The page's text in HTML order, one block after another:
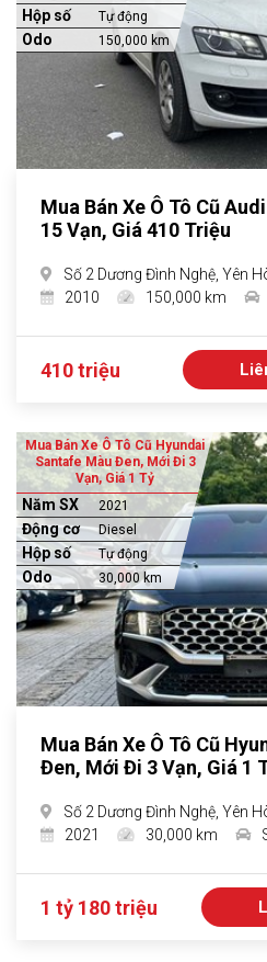
Hộp số Tự động
Odo 150,000 km
Mua Bán Xe Ô Tô Cũ
15 Vạn, Giá 410 Triệu
Số 2 Dương Đình Nghệ, Yên
2010
150,000 km
410 triệu
Mua Bán Xe Ô Tô Cũ Hyundai
Santafe Màu Đen, Mới Đi 3
Vạn, Giá 1 Tỷ
Năm SX 2021
Động cơ Diesel
Hộp số Tự động
Odo 30,000 km
Mua Bán Xe Ô Tô Cũ
Đen, Mới Đi 3 Vạn, Giá 1
Số 2 Dương Đình Nghệ, Yên
2021
30,000 km
1 tỷ 180 triệu